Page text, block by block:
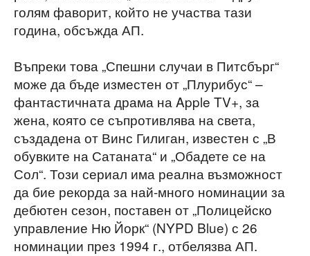
голям фаворит, който не участва тази
година, обсъжда АП.
Въпреки това „Спешни случаи в Питсбърг“
може да бъде изместен от „Плурибус“ –
фантастичната драма на Apple TV+, за
жена, която се съпротивлява на света,
създадена от Винс Гилиган, известен с „В
обувките на Сатаната“ и „Обадете се на
Сол“. Този сериал има реална възможност
да бие рекорда за най-много номинации за
дебютен сезон, поставен от „Полицейско
управление Ню Йорк“ (NYPD Blue) с 26
номинации през 1994 г., отбелязва АП.